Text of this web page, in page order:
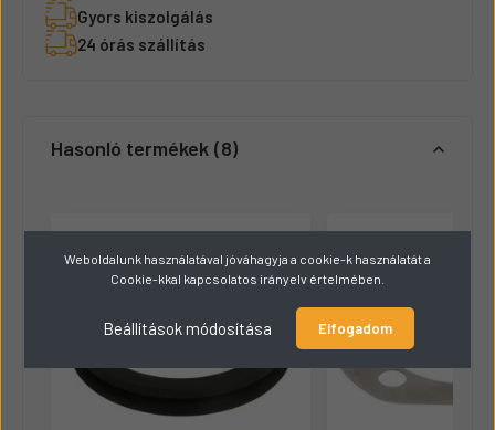
Gyors kiszolgálás
24 órás szállítás
Hasonló termékek 8
Weboldalunk használatával jóváhagyja a cookie-k használatát a
Cookie-kkal kapcsolatos irányelv értelmében.
Beállítások módosítása Elfogadom